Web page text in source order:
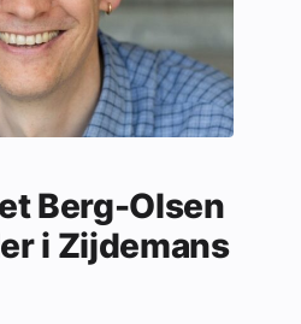
Berg-Olsen
i Zijdemans